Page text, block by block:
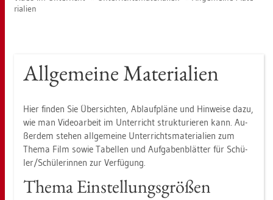
ria­li­en
All­ge­mei­ne Ma­te­ria­li­en
Hier fin­den Sie Über­sich­ten, Ab­lauf­plä­ne und Hin­wei­se dazu,
wie man Vi­deo­ar­beit im Un­ter­richt struk­tu­rie­ren kann. Au­
ßer­dem ste­hen all­ge­mei­ne Un­ter­richts­ma­te­ria­li­en zum
Thema Film sowie Ta­bel­len und Auf­ga­ben­blät­ter für Schü­
ler/Schü­le­rin­nen zur Ver­fü­gung.
Thema Ein­stel­lungs­grö­ßen